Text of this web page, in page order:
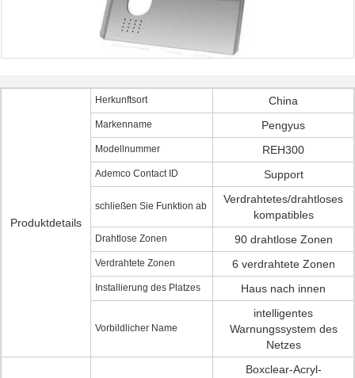
Produktdetails
Herkunftsort China
Markenname Pengyus
Modellnummer REH300
Ademco Contact ID Support
schließen Sie Funktion ab
Verdrahtetes/drahtloses
kompatibles
Drahtlose Zonen 90 drahtlose Zonen
Verdrahtete Zonen 6 verdrahtete Zonen
Installierung des Platzes Haus nach innen
Vorbildlicher Name
intelligentes
Warnungssystem des
Netzes
Boxclear-Acryl-